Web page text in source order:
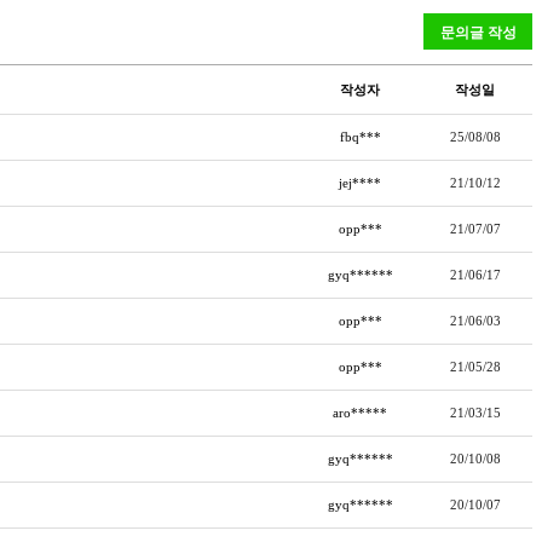
작성자 작성일
fbq*** 25/08/08
jej**** 21/10/12
opp*** 21/07/07
gyq****** 21/06/17
opp*** 21/06/03
opp*** 21/05/28
aro***** 21/03/15
gyq****** 20/10/08
gyq****** 20/10/07